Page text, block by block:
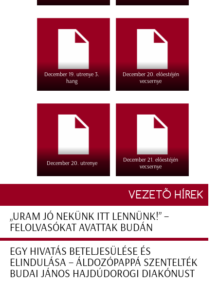
December 19. utrenye 3.
hang
December 20. előestéjén
vecsernye
December 20. utrenye
December 21. előestéjén
vecsernye
VEZETŐ HÍREK
„URAM JÓ NEKÜNK ITT LENNÜNK!” –
FELOLVASÓKAT AVATTAK BUDÁN
EGY HIVATÁS BETELJESÜLÉSE ÉS
ELINDULÁSA – ÁLDOZÓPAPPÁ SZENTELTÉK
BUDAI JÁNOS HAJDÚDOROGI DIAKÓNUST